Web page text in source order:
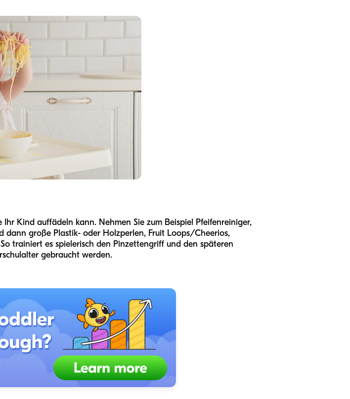
Kind auffädeln kann. Nehmen Sie zum Beispiel Pfeifenreiniger,
dann große Plastik- oder Holzperlen, Fruit Loops/Cheerios,
trainiert es spielerisch den Pinzettengriff und den späteren
gebraucht werden.